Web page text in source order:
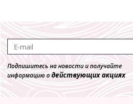
Подпишитесь на новости и получайте
информацию одействующих акциях